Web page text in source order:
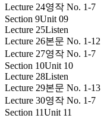
Lecture 24영작 No. 1-7
Section 9Unit 09
Lecture 25Listen
Lecture 26본문 No. 1-12
Lecture 27영작 No. 1-7
Section 10Unit 10
Lecture 28Listen
Lecture 29본문 No. 1-13
Lecture 30영작 No. 1-7
Section 11Unit 11